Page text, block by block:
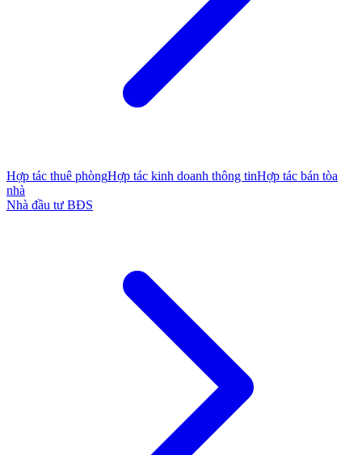
Hợp tác thuê phòngHợp tác kinh doanh thông tinHợp tác bán tòa
nhà
Nhà đầu tư BĐS